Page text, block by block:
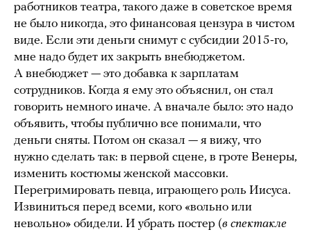
работников театра, такого даже в советское время
не было никогда, это финансовая цензура в чистом
виде. Если эти деньги снимут с субсидии 2015-го,
мне надо будет их закрыть внебюджетом.
А внебюджет — это добавка к зарплатам
сотрудников. Когда я ему это объяснил, он стал
говорить немного иначе. А вначале было: это надо
объявить, чтобы публично все понимали, что
деньги сняты. Потом он сказал — я вижу, что
нужно сделать так: в первой сцене, в гроте Венеры,
изменить костюмы женской массовки.
Перегримировать певца, играющего роль Иисуса.
Извиниться перед всеми, кого «вольно или
невольно» обидели. И убрать постер (в спектакле